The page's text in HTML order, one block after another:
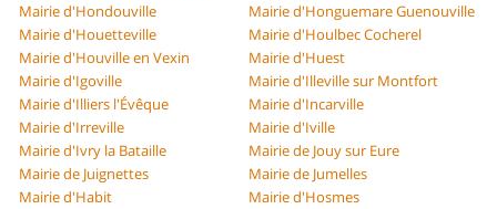
Mairie d'Hondouville
Mairie d'Honguemare Guenouville
Mairie d'Houetteville
Mairie d'Houlbec Cocherel
Mairie d'Houville en Vexin
Mairie d'Huest
Mairie d'Igoville
Mairie d'Illeville sur Montfort
Mairie d'Illiers l'Évêque
Mairie d'Incarville
Mairie d'Irreville
Mairie d'Iville
Mairie d'Ivry la Bataille
Mairie de Jouy sur Eure
Mairie de Juignettes
Mairie de Jumelles
Mairie d'Habit
Mairie d'Hosmes